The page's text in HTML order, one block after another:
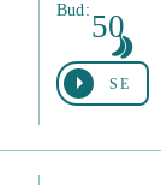
Bud: 50
SE